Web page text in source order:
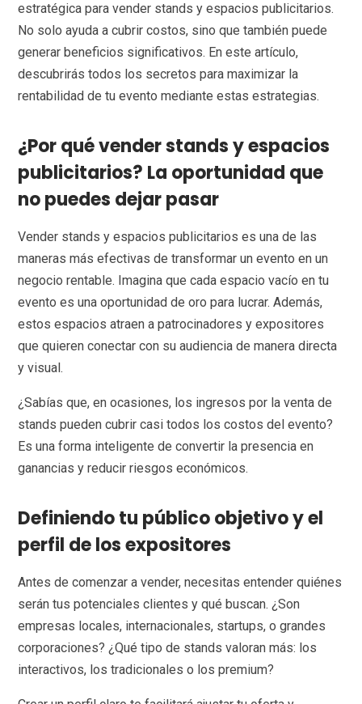
estratégica para vender stands y espacios publicitarios.
No solo ayuda a cubrir costos, sino que también puede
generar beneficios significativos. En este artículo,
descubrirás todos los secretos para maximizar la
rentabilidad de tu evento mediante estas estrategias.
¿Por qué vender stands y espacios
publicitarios? La oportunidad que
no puedes dejar pasar
Vender stands y espacios publicitarios es una de las
maneras más efectivas de transformar un evento en un
negocio rentable. Imagina que cada espacio vacío en tu
evento es una oportunidad de oro para lucrar. Además,
estos espacios atraen a patrocinadores y expositores
que quieren conectar con su audiencia de manera directa
y visual.
¿Sabías que, en ocasiones, los ingresos por la venta de
stands pueden cubrir casi todos los costos del evento?
Es una forma inteligente de convertir la presencia en
ganancias y reducir riesgos económicos.
Definiendo tu público objetivo y el
perfil de los expositores
Antes de comenzar a vender, necesitas entender quiénes
serán tus potenciales clientes y qué buscan. ¿Son
empresas locales, internacionales, startups, o grandes
corporaciones? ¿Qué tipo de stands valoran más: los
interactivos, los tradicionales o los premium?